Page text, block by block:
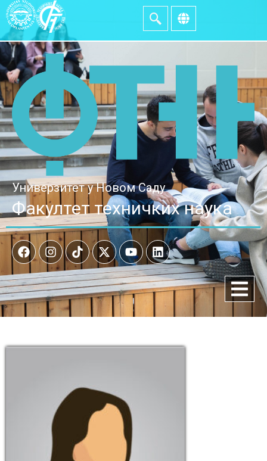
Универзитет у Новом Саду
Факултет техничких наука